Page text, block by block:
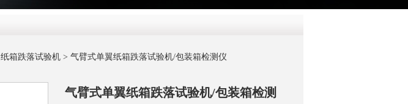
纸箱跌落试验机> 气臂式单翼纸箱跌落试验机/包装箱检测仪
气臂式单翼纸箱跌落试验机/包装箱检测